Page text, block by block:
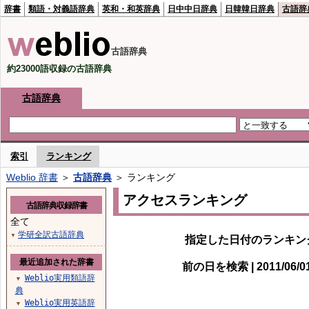
辞書 類語・対義語辞典 英和・和英辞典 日中中日辞典 日韓韓日辞典 古語辞
古語辞典
約23000語収録の古語辞典
古語辞典
索引 ランキング
Weblio 辞書 ＞ 古語辞典 ＞ ランキング
アクセスランキング
指定した日付のランキ
前の日を検索 | 2011/06/
古語辞典収録辞書
全て
▼ 学研全訳古語辞典
最近追加された辞書
▼
Weblio実用類語辞
典
▼ Weblio実用英語辞